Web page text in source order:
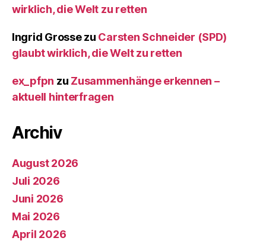
wirklich, die Welt zu retten
Ingrid Grossezu Carsten Schneider (SPD)
glaubt wirklich, die Welt zu retten
ex_pfpn zu Zusammenhänge erkennen –
aktuell hinterfragen
Archiv
August 2026
Juli 2026
Juni 2026
Mai 2026
April 2026